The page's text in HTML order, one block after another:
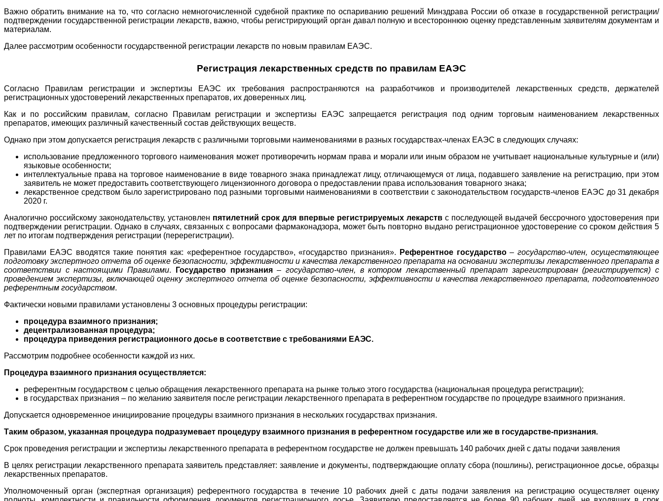
Важно обратить внимание на то, что согласно немногочисленной судебной практике по оспариванию решений Минздрава России об отказе в государственной регистрации/
подтверждении государственной регистрации лекарств, важно, чтобы регистрирующий орган давал полную и всестороннюю оценку представленным заявителям документам и
материалам.
Далее рассмотрим особенности государственной регистрации лекарств по новым правилам ЕАЭС.
Регистрация лекарственных средств по правилам ЕАЭС
Согласно Правилам регистрации и экспертизы ЕАЭС их требования распространяются на разработчиков и производителей лекарственных средств, держателей
регистрационных удостоверений лекарственных препаратов, их доверенных лиц.
Как и по российским правилам, согласно Правилам регистрации и экспертизы ЕАЭС запрещается регистрация под одним торговым наименованием лекарственных
препаратов, имеющих различный качественный состав действующих веществ.
Однако при этом допускается регистрация лекарств с различными торговыми наименованиями в разных государствах-членах ЕАЭС в следующих случаях:
использование предложенного торгового наименования может противоречить нормам права и морали или иным образом не учитывает национальные культурные и (или)
языковые особенности;
интеллектуальные права на торговое наименование в виде товарного знака принадлежат лицу, отличающемуся от лица, подавшего заявление на регистрацию, при этом
заявитель не может предоставить соответствующего лицензионного договора о предоставлении права использования товарного знака;
лекарственное средством было зарегистрировано под разными торговыми наименованиями в соответствии с законодательством государств-членов ЕАЭС до 31 декабря
2020 г.
Аналогично российскому законодательству, установлен пятилетний срок для впервые регистрируемых лекарств с последующей выдачей бессрочного удостоверения при
подтверждении регистрации. Однако в случаях, связанных с вопросами фармаконадзора, может быть повторно выдано регистрационное удостоверение со сроком действия 5
лет по итогам подтверждения регистрации (перерегистрации).
Правилами ЕАЭС вводятся такие понятия как: «референтное государство», «государство признания».
Референтное государство–государство-член, осуществляющее
подготовку экспертного отчета об оценке безопасности, эффективности и качества лекарственного препарата на основании экспертизы лекарственного препарата в
соответствии с настоящими Правилами. Государство признания–государство-член, в котором лекарственный препарат зарегистрирован (регистрируется) с
проведением экспертизы, включающей оценку экспертного отчета об оценке безопасности, эффективности и качества лекарственного препарата, подготовленного
референтным государством.
Фактически новыми правилами установлены 3 основных процедуры регистрации:
процедура взаимного признания;
децентрализованная процедура;
процедура приведения регистрационного досье в соответствие с требованиями ЕАЭС.
Рассмотрим подробнее особенности каждой из них.
Процедура взаимного признания осуществляется:
референтным государством с целью обращения лекарственного препарата на рынке только этого государства (национальная процедура регистрации);
в государствах признания – по желанию заявителя после регистрации лекарственного препарата в референтном государстве по процедуре взаимного признания.
Допускается одновременное инициирование процедуры взаимного признания в нескольких государствах признания.
Таким образом, указанная процедура подразумевает процедуру взаимного признания в референтном государстве или же в государстве-признания.
Срок проведения регистрации и экспертизы лекарственного препарата в референтном государстве не должен превышать 140 рабочих дней с даты подачи заявления
В целях регистрации лекарственного препарата заявитель представляет: заявление и документы, подтверждающие оплату сбора (пошлины), регистрационное досье, образцы
лекарственных препаратов.
Уполномоченный орган (экспертная организация) референтного государства в течение 10 рабочих дней с даты подачи заявления на регистрацию осуществляет оценку